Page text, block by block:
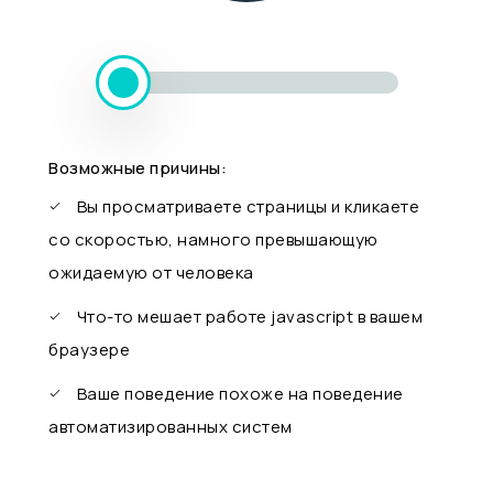
Возможные причины:
Вы просматриваете страницы и кликаете
со скоростью, намного превышающую
ожидаемую от человека
Что-то мешает работе javascript в вашем
браузере
Ваше поведение похоже на поведение
автоматизированных систем